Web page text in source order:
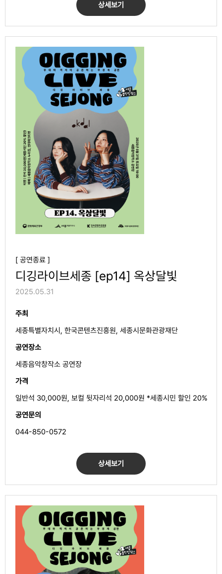
상세보기
[ 공연종료 ]
디깅라이브세종 [ep14] 옥상달빛
2025.05.31
주최
세종특별자치시, 한국콘텐츠진흥원, 세종시문화관광재단
공연장소
세종음악창작소 공연장
가격
일반석 30,000원, 보컬 뒷자리석 20,000원 *세종시민 할인 20%
공연문의
044-850-0572
상세보기